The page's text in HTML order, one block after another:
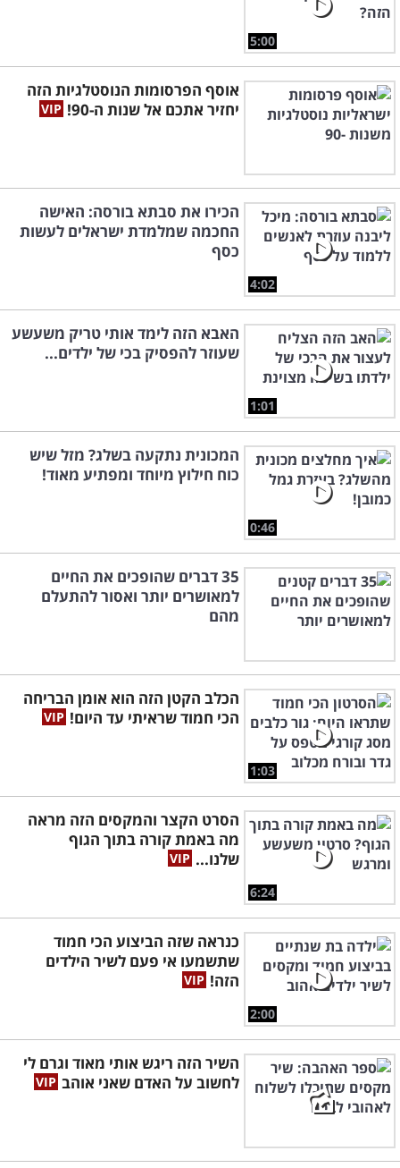
5:00
אוסף הפרסומות הנוסטלגיות הזה
יחזיר אתכם אל שנות ה-90!
4:02
הכירו את סבתא בורסה: האישה
החכמה שמלמדת ישראלים לעשות
כסף
1:01
האבא הזה לימד אותי טריק משעשע
שעוזר להפסיק בכי של ילדים...
0:46
המכונית נתקעה בשלג? מזל שיש
כוח חילוץ מיוחד ומפתיע מאוד!
35 דברים שהופכים את החיים
למאושרים יותר ואסור להתעלם
מהם
1:03
הכלב הקטן הזה הוא אומן הבריחה
הכי חמוד שראיתי עד היום!
6:24
הסרט הקצר והמקסים הזה מראה
מה באמת קורה בתוך הגוף
שלנו...
2:00
כנראה שזה הביצוע הכי חמוד
שתשמעו אי פעם לשיר הילדים
הזה!
השיר הזה ריגש אותי מאוד וגרם לי
לחשוב על האדם שאני אוהב